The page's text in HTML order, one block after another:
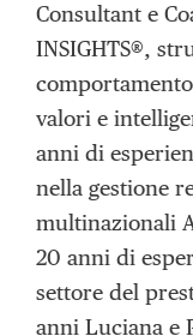
Consultant e
INSIGHTS®,
valori e
anni di
nella gestione
multinazionali
20 anni di
settore del
anni Luciana e